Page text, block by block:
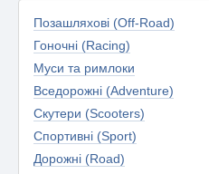
Позашляхові (Off-Road)
Гоночні (Racing)
Муси та римлоки
Вседорожні (Adventure)
Скутери (Scooters)
Спортивні (Sport)
Дорожні (Road)